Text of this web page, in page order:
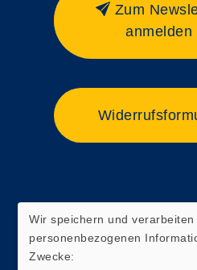
Zum
anmelden
Wir speichern und verarbeiten
personenbezogenen
Zwecke: